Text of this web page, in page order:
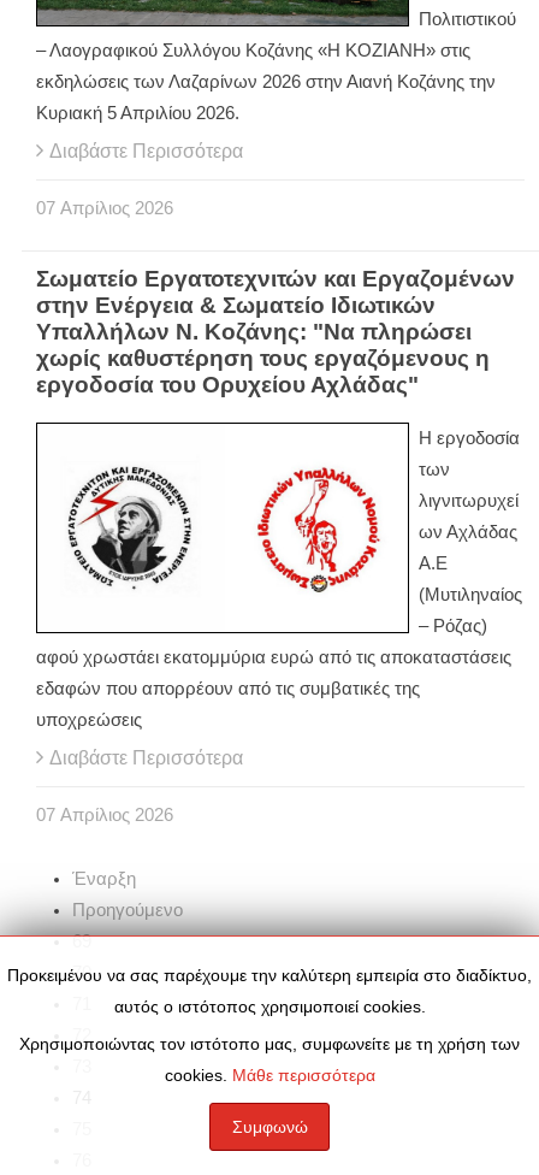
Πολιτιστικού
– Λαογραφικού Συλλόγου Κοζάνης «Η ΚΟΖΙΑΝΗ» στις
εκδηλώσεις των Λαζαρίνων 2026 στην Αιανή Κοζάνης την
Κυριακή 5 Απριλίου 2026.
Διαβάστε Περισσότερα
07 Απρίλιος 2026
Σωματείο Εργατοτεχνιτών και Εργαζομένων
στην Ενέργεια & Σωματείο Ιδιωτικών
Υπαλλήλων Ν. Κοζάνης: "Να πληρώσει
χωρίς καθυστέρηση τους εργαζόμενους η
εργοδοσία του Ορυχείου Αχλάδας"
Η εργοδοσία
των
λιγνιτωρυχεί
ων Αχλάδας
Α.Ε
(Μυτιληναίος
– Ρόζας)
αφού χρωστάει εκατομμύρια ευρώ από τις αποκαταστάσεις
εδαφών που απορρέουν από τις συμβατικές της
υποχρεώσεις
Διαβάστε Περισσότερα
07 Απρίλιος 2026
Έναρξη
Προηγούμενο
69
70
Προκειμένου να σας παρέχουμε την καλύτερη εμπειρία στο διαδίκτυο,
αυτός ο ιστότοπος χρησιμοποιεί cookies.
Χρησιμοποιώντας τον ιστότοπο μας, συμφωνείτε με τη χρήση των
cookies. Μάθε περισσότερα
Συμφωνώ